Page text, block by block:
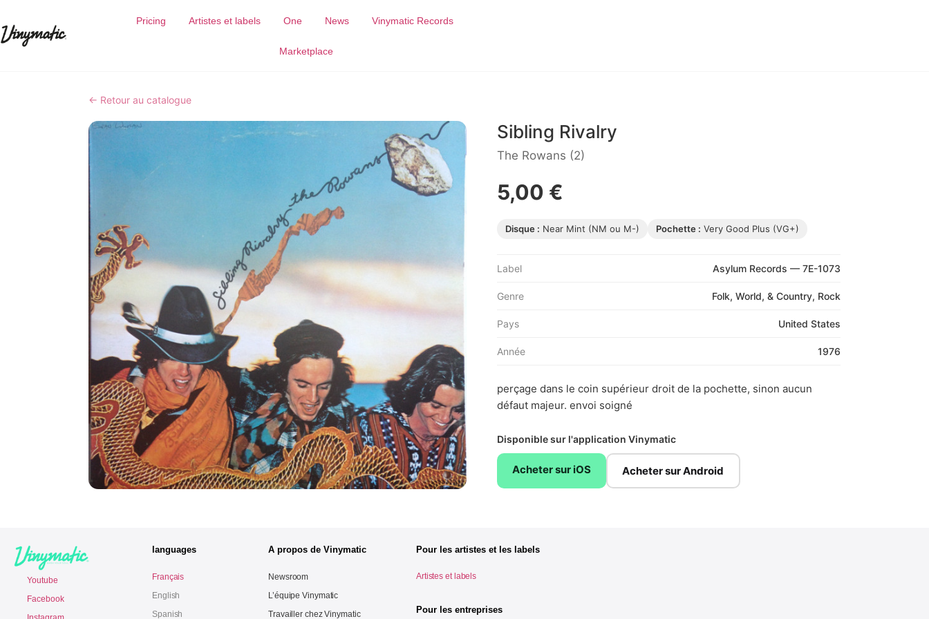
Pricing Artistes et labels One News Vinymatic Records
Marketplace
← Retour au catalogue
Sibling Rivalry
The Rowans (2)
5,00 €
Disque : Near Mint (NM ou M-) Pochette : Very Good Plus (VG+)
Label Asylum Records — 7E-1073
Genre Folk, World, & Country, Rock
Pays United States
Année 1976
perçage dans le coin supérieur droit de la pochette, sinon aucun
défaut majeur. envoi soigné
Disponible sur l'application Vinymatic
Acheter sur iOS Acheter sur Android
Youtube
Facebook
languages
Français
English
Spanish
A propos de Vinymatic
Newsroom
L’équipe Vinymatic
Travailler chez Vinymatic
Pour les artistes et les labels
Artistes et labels
Pour les entreprises